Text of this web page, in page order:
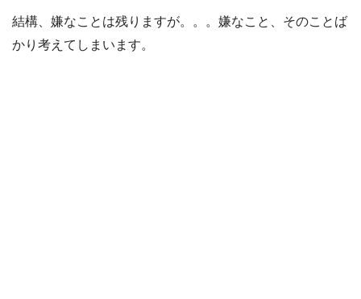
結構、嫌なことは残りますが。。。嫌なこと、そのことば
かり考えてしまいます。